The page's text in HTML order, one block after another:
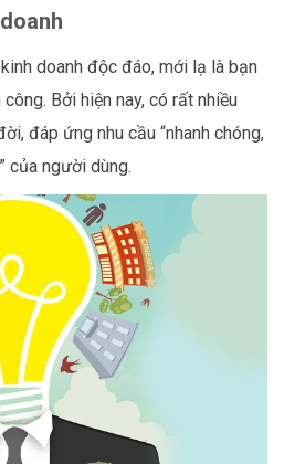
doanh độc đáo, mới lạ là bạn
Bởi hiện nay, có rất nhiều
đáp ứng nhu cầu “nhanh chóng,
của người dùng.